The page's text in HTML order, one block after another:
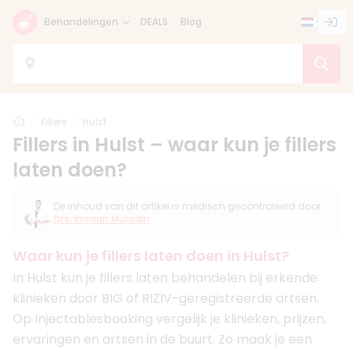
Behandelingen DEALS Blog
Home
Fillers Hulst
Fillers in Hulst – waar kun je fillers
laten doen?
De inhoud van dit artikel is medisch gecontroleerd door:
Drs. Imraan Muradin
Waar kun je fillers laten doen in Hulst?
In Hulst kun je fillers laten behandelen bij erkende
klinieken door BIG of RIZIV-geregistreerde artsen.
Op Injectablesbooking vergelijk je klinieken, prijzen,
ervaringen en artsen in de buurt. Zo maak je een